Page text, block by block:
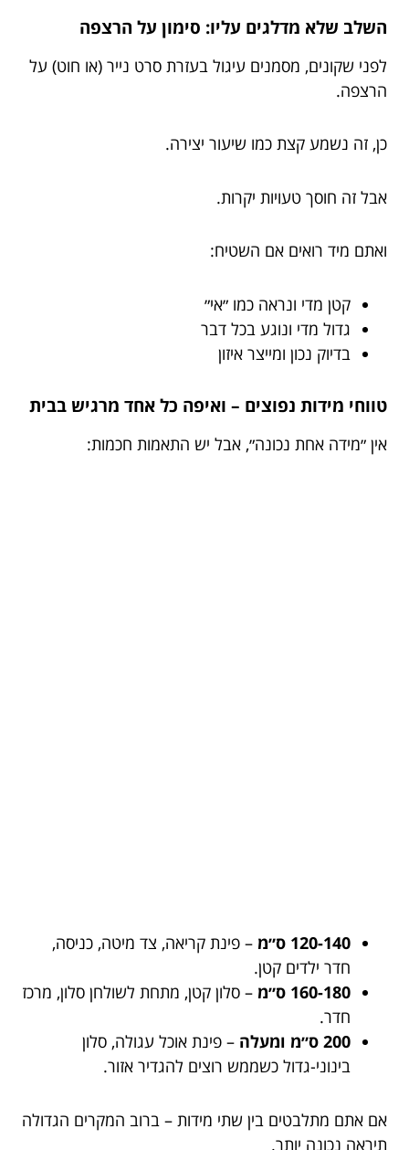
השלב שלא מדלגים עליו: סימון על הרצפה
לפני שקונים, מסמנים עיגול בעזרת סרט נייר (או חוט) על
הרצפה.
כן, זה נשמע קצת כמו שיעור יצירה.
אבל זה חוסך טעויות יקרות.
ואתם מיד רואים אם השטיח:
קטן מדי ונראה כמו ״אי״
גדול מדי ונוגע בכל דבר
בדיוק נכון ומייצר איזון
טווחי מידות נפוצים – ואיפה כל אחד מרגיש בבית
אין ״מידה אחת נכונה״, אבל יש התאמות חכמות:
120-140 ס״מ
– פינת קריאה, צד מיטה, כניסה,
חדר ילדים קטן.
160-180 ס״מ
– סלון קטן, מתחת לשולחן סלון, מרכז
חדר.
200 ס״מ ומעלה
– פינת אוכל עגולה, סלון
בינוני-גדול כשממש רוצים להגדיר אזור.
אם אתם מתלבטים בין שתי מידות – ברוב המקרים הגדולה
תיראה נכונה יותר.